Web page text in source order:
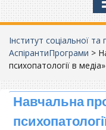
Інститут соціальної та
АспірантиПрограми >
психопатології в медіа»
Навчальна